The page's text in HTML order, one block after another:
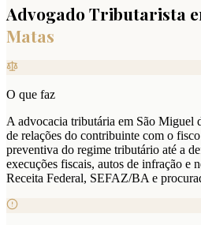
Advogado Tributarista
Matas
O que faz
A advocacia tributária em São Miguel
de relações do contribuinte com o
preventiva do regime tributário até a
execuções fiscais, autos de infração e
Receita Federal, SEFAZ/BA e